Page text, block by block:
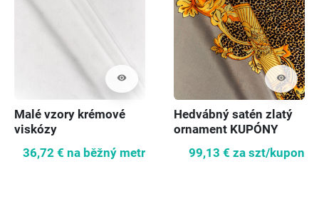
visibility
Malé vzory krémové
viskózy
36,72 € na běžný metr
visibility
Hedvábný satén zlatý
ornament KUPÓNY
99,13 € za szt/kupon